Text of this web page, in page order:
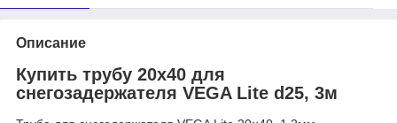
Описание
Купить трубу 20х40 для
снегозадержателя VEGA Lite d25, 3м